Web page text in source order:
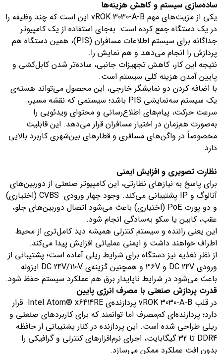
ساده‌سازی سیستم و کاهش هزینه‌ها
یکی از مزیت‌های مهم vROK 3030-A-B این است که چند وظیفه را
در یک دستگاه جمع کرده است. به‌جای استفاده از یک کامپیوتر
جداگانه برای سیستم اطلاعات مسافران (PIS)، همین دستگاه هم
پردازش را انجام می‌دهد و هم نمایش را.
نتیجه این کار، کاهش تجهیزات جانبی، ساده‌تر شدن کابل‌کشی و
پایین آمدن هزینه کلی سیستم است.
با اضافه کردن دو نمایشگر خارجی، این محصول می‌تواند هسته‌ی
یک سیستم سه‌نمایشی PIS باشد؛ سیستمی که نقشه مسیر،
سرعت حرکت، پیام‌های اطلاع‌رسانی و محتوای ویدئویی را
به‌صورت هم‌زمان در اختیار مسافران قرار می‌دهد. این قابلیت
مخصوصاً در واگن‌های مسافری و قطارهای بین‌شهری کاربرد بالایی
دارد.
نظارت تصویری و افزایش ایمنی
برای پاسخ به نیازهای نظارتی، این کامپیوتر صنعتی از دوربین‌های
آنالوگ و IP پشتیبانی می‌کند. وجود چهار ورودی CVBS (اختیاری)
و دو پورت PoE (اختیاری) باعث می‌شود اتصال دوربین‌های جلو،
عقب، کابین یا سکو به‌سادگی انجام شود.
این یعنی راننده و سیستم کنترلی همیشه دید کامل‌تری از محیط
اطراف خواهند داشت و ایمنی عملیاتی افزایش پیدا می‌کند.
از نظر تغذیه نیز دستگاه برای شرایط ریلی آماده است؛ پشتیبانی از
ورودی DC 24V و 36V و همچنین گزینه‌ی DC 24V/110V ایزوله
باعث می‌شود در شرایط ناپایدار برق هم عملکرد سیستم حفظ شود.
قدرت پردازش صنعتی با مصرف انرژی پایین
در قلب vROK 3030-A-B پردازنده‌ی Intel Atom® x6414RE قرار
دارد؛ پردازنده‌ای کم‌مصرف اما توانمند که برای کاربردهای صنعتی و
ریلی طراحی شده است. این پردازنده در کنار پشتیبانی از حافظه
DDR4 تا 32 گیگابایت، اجرای نرم‌افزارهای کنترلی و گرافیکی را
بدون افت عملکرد ممکن می‌سازد.